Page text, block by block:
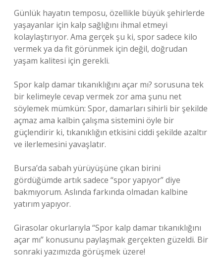
Günlük hayatın temposu, özellikle büyük şehirlerde
yaşayanlar için kalp sağlığını ihmal etmeyi
kolaylaştırıyor. Ama gerçek şu ki, spor sadece kilo
vermek ya da fit görünmek için değil, doğrudan
yaşam kalitesi için gerekli.
Spor kalp damar tıkanıklığını açar mı? sorusuna tek
bir kelimeyle cevap vermek zor ama şunu net
söylemek mümkün: Spor, damarları sihirli bir şekilde
açmaz ama kalbin çalışma sistemini öyle bir
güçlendirir ki, tıkanıklığın etkisini ciddi şekilde azaltır
ve ilerlemesini yavaşlatır.
Bursa’da sabah yürüyüşüne çıkan birini
gördüğümde artık sadece “spor yapıyor” diye
bakmıyorum. Aslında farkında olmadan kalbine
yatırım yapıyor.
Girasolar okurlarıyla “Spor kalp damar tıkanıklığını
açar mı” konusunu paylaşmak gerçekten güzeldi. Bir
sonraki yazımızda görüşmek üzere!